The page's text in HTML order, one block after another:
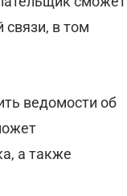
связи, в том
ведомости об
а также